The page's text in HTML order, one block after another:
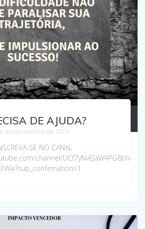
DE AJUDA?
4 de dezembro de 2019
SE NO CANAL
channel/UCf7yNvEJaW4PG8bh-